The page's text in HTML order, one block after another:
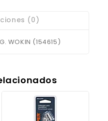
(0)
WOKIN (154615)